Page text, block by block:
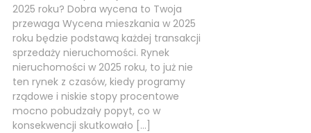
2025 roku? Dobra wycena to Twoja
przewaga Wycena mieszkania w 2025
roku będzie podstawą każdej transakcji
sprzedaży nieruchomości. Rynek
nieruchomości w 2025 roku, to już nie
ten rynek z czasów, kiedy programy
rządowe i niskie stopy procentowe
mocno pobudzały popyt, co w
konsekwencji skutkowało […]